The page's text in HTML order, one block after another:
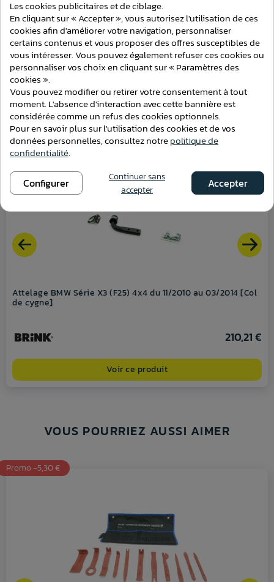
Compatible Break
ATTELAGES
Attelage BMW Série X3 (F25) 4x4 du 11/2010 au 03/2014 [Col
de cygne]
210,21 €
Voir ce produit
VOUS POURRIEZ AUSSI AIMER
Promo -5,30 €
Les cookies publicitaires et de ciblage.
En cliquant sur « Accepter », vous autorisez l'utilisation de ces
cookies afin d'améliorer votre navigation, personnaliser
certains contenus et vous proposer des offres susceptibles de
vous intéresser. Vous pouvez également refuser ces cookies ou
personnaliser vos choix en cliquant sur « Paramètres des
cookies ».
Vous pouvez modifier ou retirer votre consentement à tout
moment. L'absence d'interaction avec cette bannière est
considérée comme un refus des cookies optionnels.
Pour en savoir plus sur l'utilisation des cookies et de vos
données personnelles, consultez notrepolitique de
confidentialité.
Configurer
Continuer sans
accepter
Accepter